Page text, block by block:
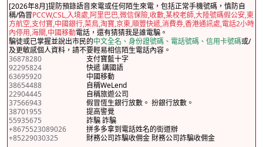
[2026年8月]提防預錄語音來電或任何陌生來電，包括正常手機號碼，慎防自
稱/偽冒PCCW,CSL,入境處,阿里巴巴,微信保險,收數,某校老師,大陸號碼假公安,東
方航空,支付寶,中國銀行,菜鳥,淘寶,京東,順豐快遞,消費券,香港通訊處,電話2小時
內停用,海關,中國移動電話，還有猜猜我是誰電騙。
騙徒或已掌握並說出市民的中文全名、身份證號碼、電話號碼、信用卡號碼或/
及更敏感個人資料，請不要輕易相信陌生電話內容。
36878280
支付寶藍十字
92295824
快遞 講國語
63695920
中國移動
38654488
自稱WeLend
22904445
自稱旅遊公司
37566943
假冒恆生銀行放數。 扮銀行放數。
38701955
提高警覺
55935675
詐騙 詐騙
+8675523089026
拼多多拿到電話姓名的街道辦
+85229030325
財務公司詐騙收佣金 財務公司詐騙收佣金